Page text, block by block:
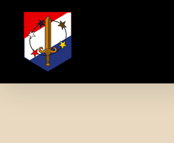
inhoud